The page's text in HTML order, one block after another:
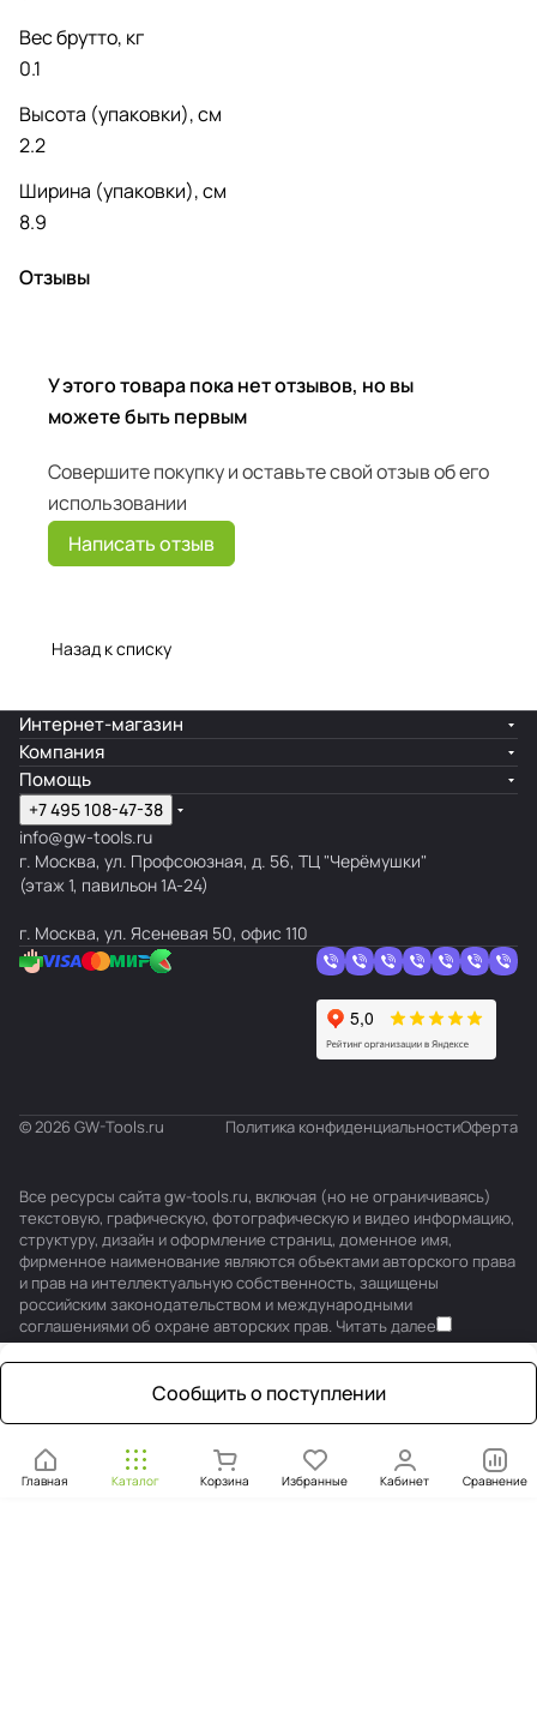
Вес брутто, кг
0.1
Высота (упаковки), см
2.2
Ширина (упаковки), см
8.9
Отзывы
У этого товара пока нет отзывов, но вы
можете быть первым
Совершите покупку и оставьте свой отзыв об его
использовании
Написать отзыв
Назад к списку
Сообщить о поступлении
Главная Каталог Корзина Избранные Кабинет Сравнение
Интернет-магазин
Компания
Помощь
+7 495 108-47-38
info@gw-tools.ru
г. Москва, ул. Профсоюзная, д. 56, ТЦ "Черёмушки"
(этаж 1, павильон 1А-24)
г. Москва, ул. Ясеневая 50, офис 110
© 2026 GW-Tools.ru Политика конфиденциальностиОферта
Все ресурсы сайта gw-tools.ru, включая (но не ограничиваясь)
текстовую, графическую, фотографическую и видео информацию,
структуру, дизайн и оформление страниц, доменное имя,
фирменное наименование являются объектами авторского права
и прав на интеллектуальную собственность, защищены
российским законодательством и международными
соглашениями об охране авторских прав. Читать далее